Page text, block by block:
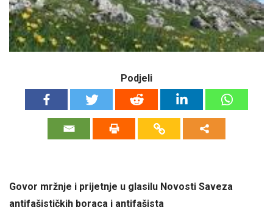
Podjeli
Govor mržnje i prijetnje u glasilu Novosti Saveza
antifašističkih boraca i antifašista